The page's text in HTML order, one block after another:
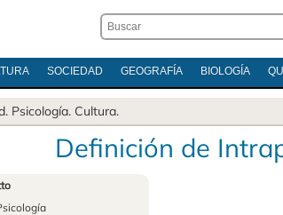
SOCIEDAD GEOGRAFÍA BIOLOGÍA
. Psicología. Cultura.
Definición de